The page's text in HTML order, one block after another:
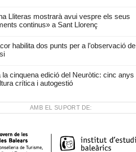
Lliteras mostrarà avui vespre els seus
continus» a Sant Llorenç
habilita dos punts per a l’observació de
la cinquena edició del Neuròtic: cinc anys
crítica i autogestió
AMB EL SUPORT DE: